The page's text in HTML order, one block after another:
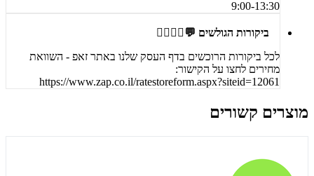
9:00-13:30
ביקורות הגולשים 💬🙋‍♀️🙋‍♂️
לכל ביקורות הרוכשים בדף העסק שלנו באתר זאפ - השוואת
מחירים לחצו על הקישור:
https://www.zap.co.il/ratestoreform.aspx?siteid=12061
מוצרים קשורים